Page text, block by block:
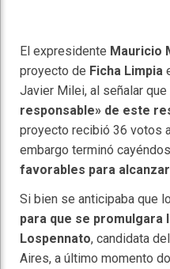
El expresidente Mauricio
proyecto de Ficha Limpia
Javier Milei, al señalar que
responsable» de este
proyecto recibió 36 votos
embargo terminó
favorables para
Si bien se anticipaba que
para que se promulgara
Lospennato, candidata
Aires, a último momento